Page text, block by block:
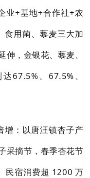
业+基地+合作社+农
食用菌、藜麦三大加
，金银花、藜麦、
67.5%、67.5%、
增：以唐汪镇杏子产
采摘节，春季杏花节
民宿消费超 1200 万